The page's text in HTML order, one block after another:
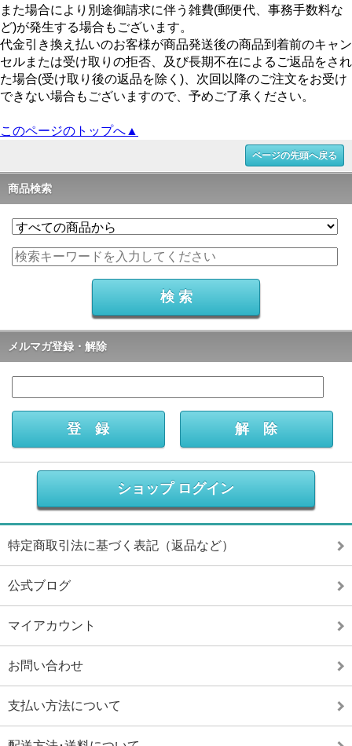
また場合により別途御請求に伴う雑費(郵便代、事務手数料な
ど)が発生する場合もございます。
代金引き換え払いのお客様が商品発送後の商品到着前のキャン
セルまたは受け取りの拒否、及び長期不在によるご返品をされ
た場合(受け取り後の返品を除く)、次回以降のご注文をお受け
できない場合もございますので、予めご了承ください。
このページのトップへ▲
ページの先頭へ戻る
商品検索
メルマガ登録・解除
ショップ ログイン
特定商取引法に基づく表記（返品など）
公式ブログ
マイアカウント
お問い合わせ
支払い方法について